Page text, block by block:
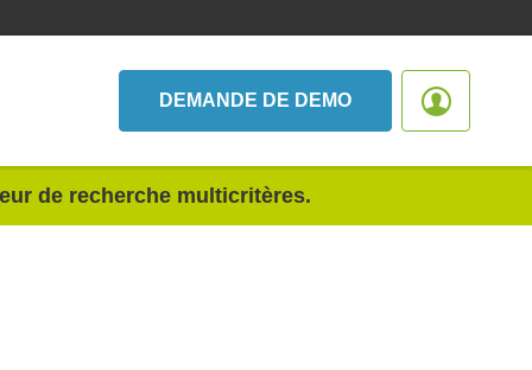
DEMANDE DE DEMO
de recherche multicritères.